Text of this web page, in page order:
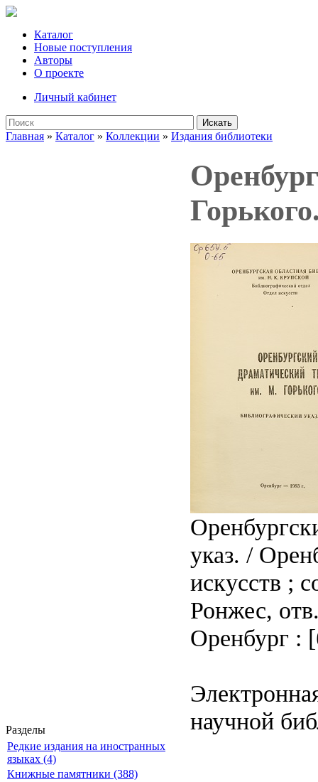
Каталог
Новые поступления
Авторы
О проекте
Личный кабинет
Искать
Главная » Каталог » Коллекции » Издания библиотеки
Разделы
Редкие издания на иностранных
языках (4)
Книжные памятники (388)
указ. /
искусств ;
Ронжес,
Оренбург :
научной